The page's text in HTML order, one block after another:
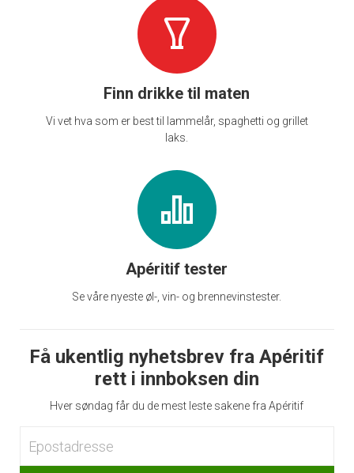
Finn drikke til maten
Vi vet hva som er best til lammelår, spaghetti og grillet
laks.
Apéritif tester
Se våre nyeste øl-, vin- og brennevinstester.
Få ukentlig nyhetsbrev fra Apéritif
rett i innboksen din
Hver søndag får du de mest leste sakene fra Apéritif